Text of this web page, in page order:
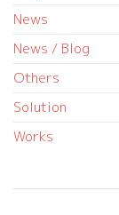
News
News / Blog
Others
Solution
Works